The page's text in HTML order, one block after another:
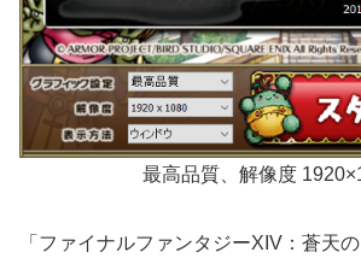
最高品質、解像度
「ファイナルファンタジーXIV：蒼天